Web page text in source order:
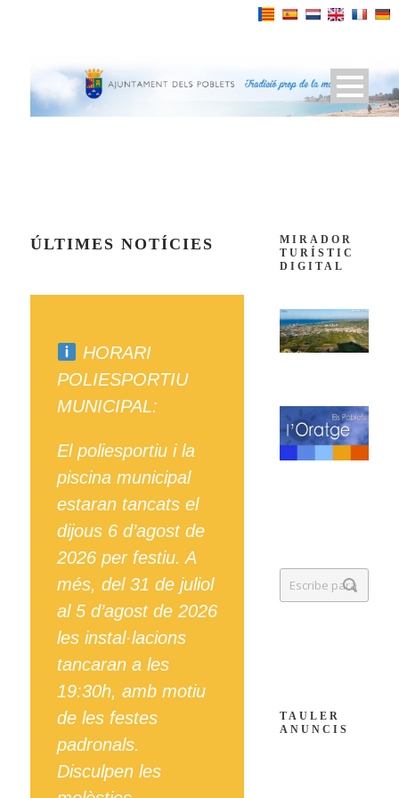
ÚLTIMES NOTÍCIES
HORARI
POLIESPORTIU
MUNICIPAL:
El poliesportiu i la
piscina municipal
estaran tancats el
dijous 6 d’agost de
2026 per festiu. A
més, del 31 de juliol
al 5 d’agost de 2026
les instal·lacions
tancaran a les
19:30h, amb motiu
de les festes
padronals.
Disculpen les
MIRADOR
TURÍSTIC
DIGITAL
TAULER
ANUNCIS